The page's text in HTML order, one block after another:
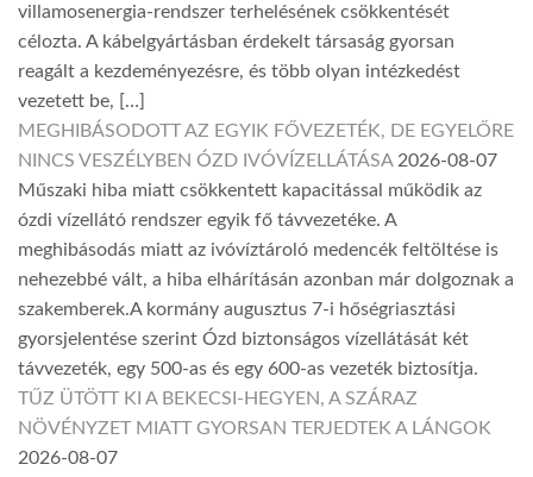
villamosenergia-rendszer terhelésének csökkentését
célozta. A kábelgyártásban érdekelt társaság gyorsan
reagált a kezdeményezésre, és több olyan intézkedést
vezetett be, […]
MEGHIBÁSODOTT AZ EGYIK FŐVEZETÉK, DE EGYELŐRE
NINCS VESZÉLYBEN ÓZD IVÓVÍZELLÁTÁSA 2026-08-07
Műszaki hiba miatt csökkentett kapacitással működik az
ózdi vízellátó rendszer egyik fő távvezetéke. A
meghibásodás miatt az ivóvíztároló medencék feltöltése is
nehezebbé vált, a hiba elhárításán azonban már dolgoznak a
szakemberek.A kormány augusztus 7-i hőségriasztási
gyorsjelentése szerint Ózd biztonságos vízellátását két
távvezeték, egy 500-as és egy 600-as vezeték biztosítja.
TŰZ ÜTÖTT KI A BEKECSI-HEGYEN, A SZÁRAZ
NÖVÉNYZET MIATT GYORSAN TERJEDTEK A LÁNGOK
2026-08-07